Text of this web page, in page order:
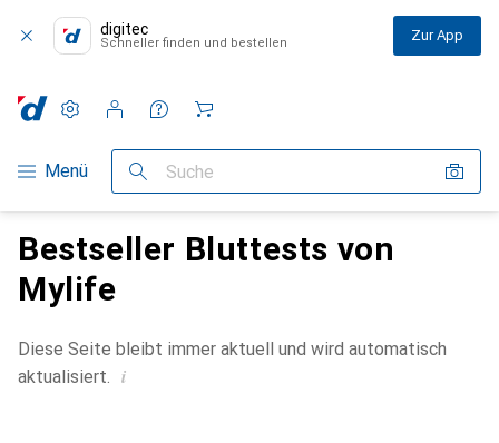
digitec
Schneller finden und bestellen Zur App
Navigation nach Kategorien
Menü Suche
Einstellungen
Kundenkonto
Vergleichslisten
Merklisten
Warenkorb
Bestseller Bluttests von
Mylife
Diese Seite bleibt immer aktuell und wird automatisch
aktualisiert. i